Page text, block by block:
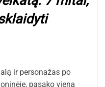
ir personažas po
pasako vieną